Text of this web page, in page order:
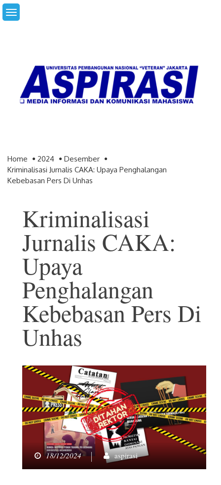
Skip
to
Home 2024
Desember
Kriminalisasi Jurnalis CAKA: Upaya Penghalangan
Kebebasan Pers Di Unhas
Kriminalisasi
Jurnalis CAKA:
Upaya
Penghalangan
Kebebasan Pers Di
Unhas
18/12/2024 aspirasi